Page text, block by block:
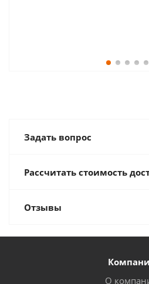
Задать вопрос
Рассчитать стоимость
Отзывы
О